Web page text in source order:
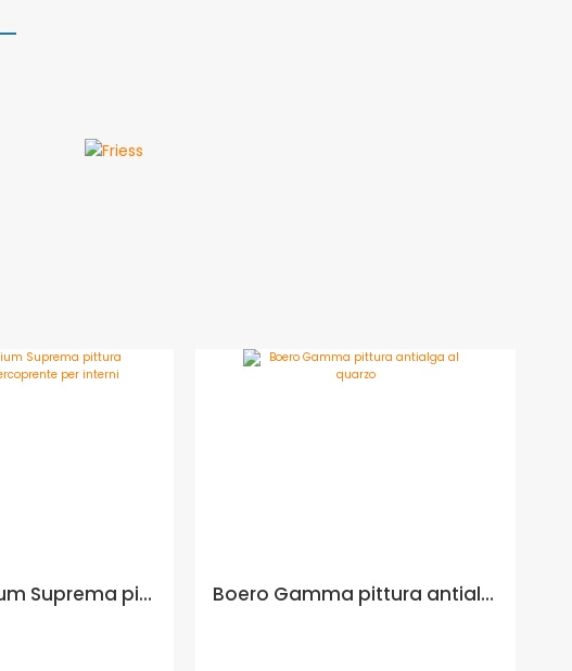
Peruzzi Millenium Suprema pittura traspirante supercoprente per interni - Formato in litri: 14 lt Boero Gamma pittura antialga al quarzo - Formato in litri: 0,75 lt